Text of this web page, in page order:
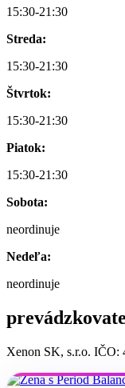
15:30-21:30
Streda:
15:30-21:30
Štvrtok:
15:30-21:30
Piatok:
15:30-21:30
Sobota:
neordinuje
Nedeľa:
neordinuje
Xenon SK, s.r.o. IČO: